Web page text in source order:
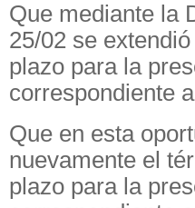
Que mediante la
25/02 se
plazo para la
correspondiente
Que en esta
nuevamente el
plazo para la